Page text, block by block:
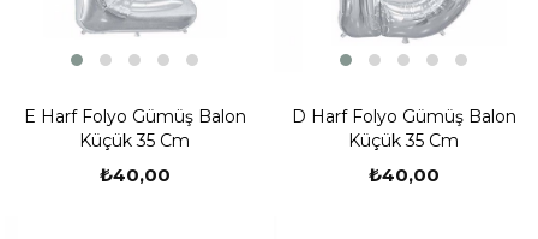
E Harf Folyo Gümüş Balon
Küçük 35 Cm
₺40,00
D Harf Folyo Gümüş Balon
Küçük 35 Cm
₺40,00